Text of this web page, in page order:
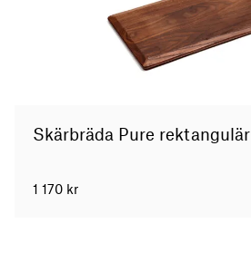
Skärbräda Pure rektangulär
1 170 kr